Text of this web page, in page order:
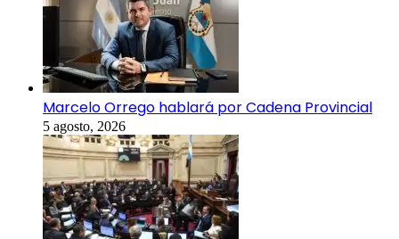
Marcelo Orrego hablará por Cadena Provincial
5 agosto, 2026